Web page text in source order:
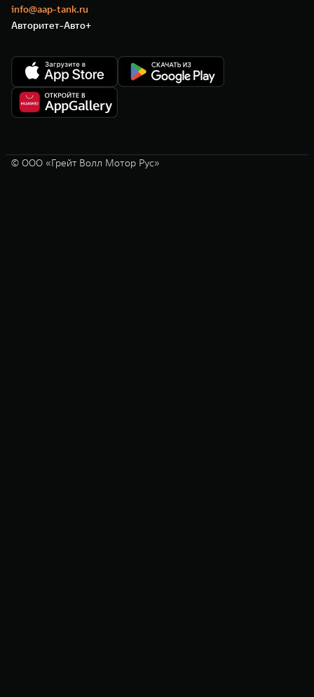
info@aap-tank.ru
Авторитет-Авто+
© ООО «Грейт Волл Мотор Рус»